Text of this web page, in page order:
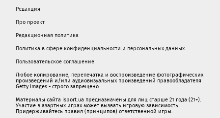
Редакция
Про проект
Редакционная политика
Политика в сфере конфиденциальности и персональных данных
Пользовательское соглашение
Любое копирование, перепечатка и воспроизведение фотографических
произведений и/или аудиовизуальных произведений правообладателя
Getty Images - строго запрещено.
Материалы сайта isport.ua предназначены для лиц старше 21 года (21+).
Участие в азартных играх может вызвать игровую зависимость.
Придерживайтесь правил (принципов) ответственной игры.